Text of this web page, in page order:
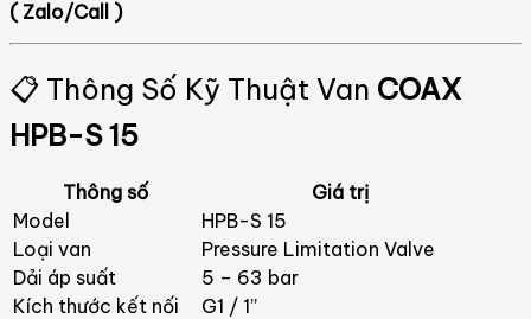
( Zalo/Call )
📋 Thông Số Kỹ Thuật Van COAX
HPB-S 15
Thông số
Giá trị
Model
HPB-S 15
Loại van
Pressure Limitation Valve
Dải áp suất
5 – 63 bar
Kích thước kết nối
G1 / 1”